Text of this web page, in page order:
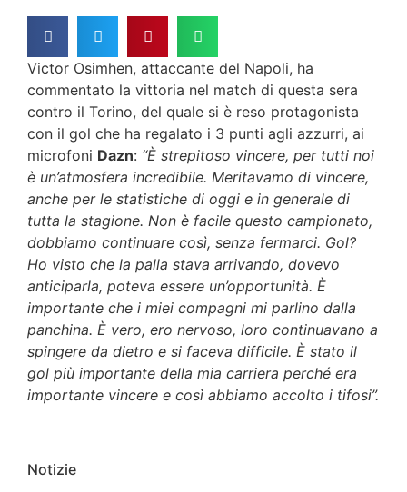
Victor Osimhen, attaccante del Napoli, ha
commentato la vittoria nel match di questa sera
contro il Torino, del quale si è reso protagonista
con il gol che ha regalato i 3 punti agli azzurri, ai
microfoni Dazn: “È strepitoso vincere, per tutti noi
è un’atmosfera incredibile. Meritavamo di vincere,
anche per le statistiche di oggi e in generale di
tutta la stagione. Non è facile questo campionato,
dobbiamo continuare così, senza fermarci. Gol?
Ho visto che la palla stava arrivando, dovevo
anticiparla, poteva essere un’opportunità. È
importante che i miei compagni mi parlino dalla
panchina. È vero, ero nervoso, loro continuavano a
spingere da dietro e si faceva difficile. È stato il
gol più importante della mia carriera perché era
importante vincere e così abbiamo accolto i tifosi”.
Notizie